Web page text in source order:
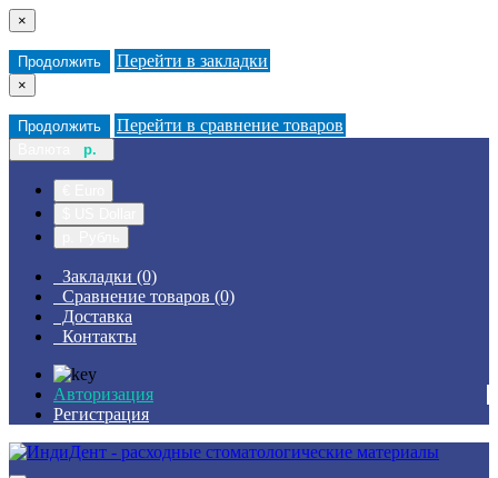
×
Продолжить Перейти в закладки
×
Продолжить Перейти в сравнение товаров
р.
Закладки (0)
Сравнение товаров (0)
Доставка
Контакты
Авторизация
Регистрация